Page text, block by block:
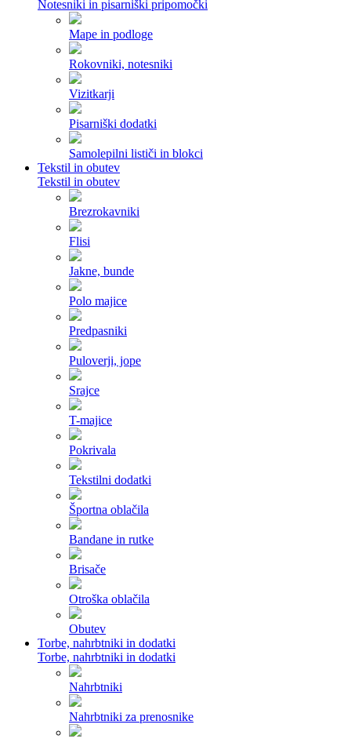
Notesniki in pisarniški pripomočki
Mape in podloge
Rokovniki, notesniki
Vizitkarji
Pisarniški dodatki
Samolepilni lističi in blokci
Tekstil in obutev
Tekstil in obutev
Brezrokavniki
Flisi
Jakne, bunde
Polo majice
Predpasniki
Puloverji, jope
Srajce
T-majice
Pokrivala
Tekstilni dodatki
Športna oblačila
Bandane in rutke
Brisače
Otroška oblačila
Obutev
Torbe, nahrbtniki in dodatki
Torbe, nahrbtniki in dodatki
Nahrbtniki
Nahrbtniki za prenosnike